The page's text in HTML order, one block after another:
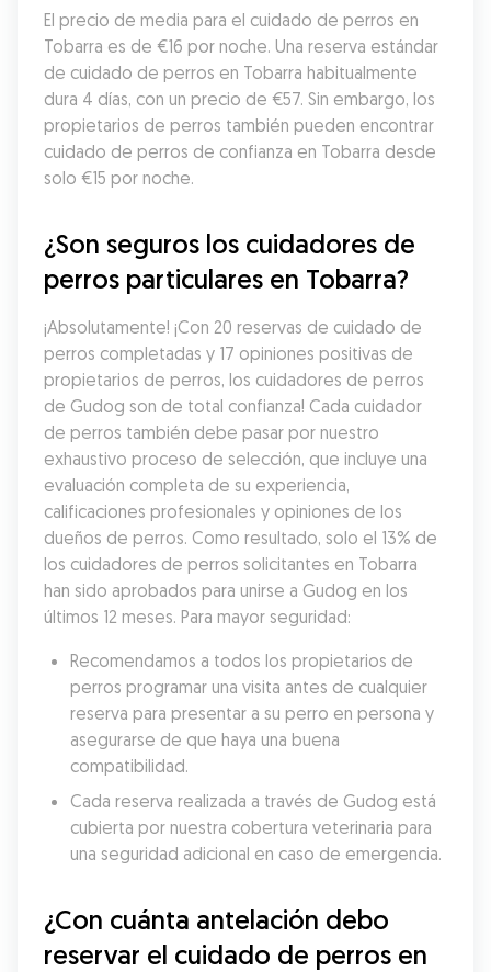
El precio de media para el cuidado de perros en
Tobarra es de €16 por noche. Una reserva estándar
de cuidado de perros en Tobarra habitualmente
dura 4 días, con un precio de €57. Sin embargo, los
propietarios de perros también pueden encontrar
cuidado de perros de confianza en Tobarra desde
solo €15 por noche.
¿Son seguros los cuidadores de
perros particulares en Tobarra?
¡Absolutamente! ¡Con 20 reservas de cuidado de
perros completadas y 17 opiniones positivas de
propietarios de perros, los cuidadores de perros
de Gudog son de total confianza! Cada cuidador
de perros también debe pasar por nuestro
exhaustivo proceso de selección, que incluye una
evaluación completa de su experiencia,
calificaciones profesionales y opiniones de los
dueños de perros. Como resultado, solo el 13% de
los cuidadores de perros solicitantes en Tobarra
han sido aprobados para unirse a Gudog en los
últimos 12 meses. Para mayor seguridad:
Recomendamos a todos los propietarios de
perros programar una visita antes de cualquier
reserva para presentar a su perro en persona y
asegurarse de que haya una buena
compatibilidad.
Cada reserva realizada a través de Gudog está
cubierta por nuestra cobertura veterinaria para
una seguridad adicional en caso de emergencia.
¿Con cuánta antelación debo
reservar el cuidado de perros en